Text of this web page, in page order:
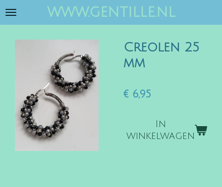
Ga
www.gentille.nl
Creolen 25
mm
€ 6,95
In
winkelwagen